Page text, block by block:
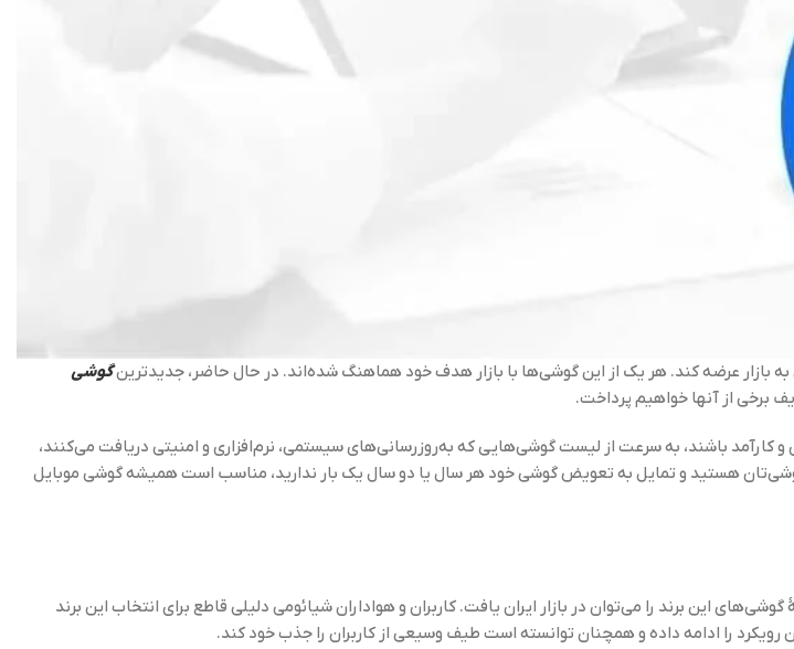
عرضه کند. هر یک از این گوشی‌ها با بازار هدف خود هماهنگ شده‌اند. در حال حاضر، جدیدترینگوشی
برخی از آنها خواهیم پرداخت.
باشند، به سرعت از لیست گوشی‌هایی که به‌روزرسانی‌های سیستمی، نرم‌افزاری و امنیتی دریافت می‌کنند،
گوشی‌تان هستید و تمایل به تعویض گوشی خود هر سال یا دو سال یک بار ندارید، مناسب است همیشه گوشی موبایل
این برند را می‌توان در بازار ایران یافت. کاربران و هواداران شیائومی دلیلی قاطع برای انتخاب این برند
را ادامه داده و همچنان توانسته است طیف وسیعی از کاربران را جذب خود کند.